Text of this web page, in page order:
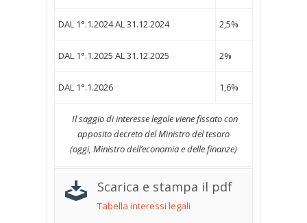
DAL 1°.1.2024 AL 31.12.2024 2,5%
DAL 1°.1.2025 AL 31.12.2025 2%
DAL 1°.1.2026 1,6%
Il saggio di interesse legale viene fissato con
apposito decreto del Ministro del tesoro
(oggi, Ministro dell’economia e delle finanze)
Scarica e stampa il pdf
Tabella interessi legali